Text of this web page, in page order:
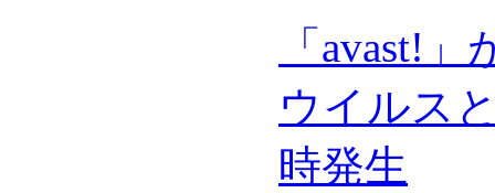
「avast!
ウイルス
時発生